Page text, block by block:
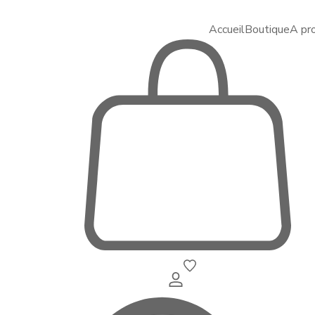
AccueilBoutiqueA